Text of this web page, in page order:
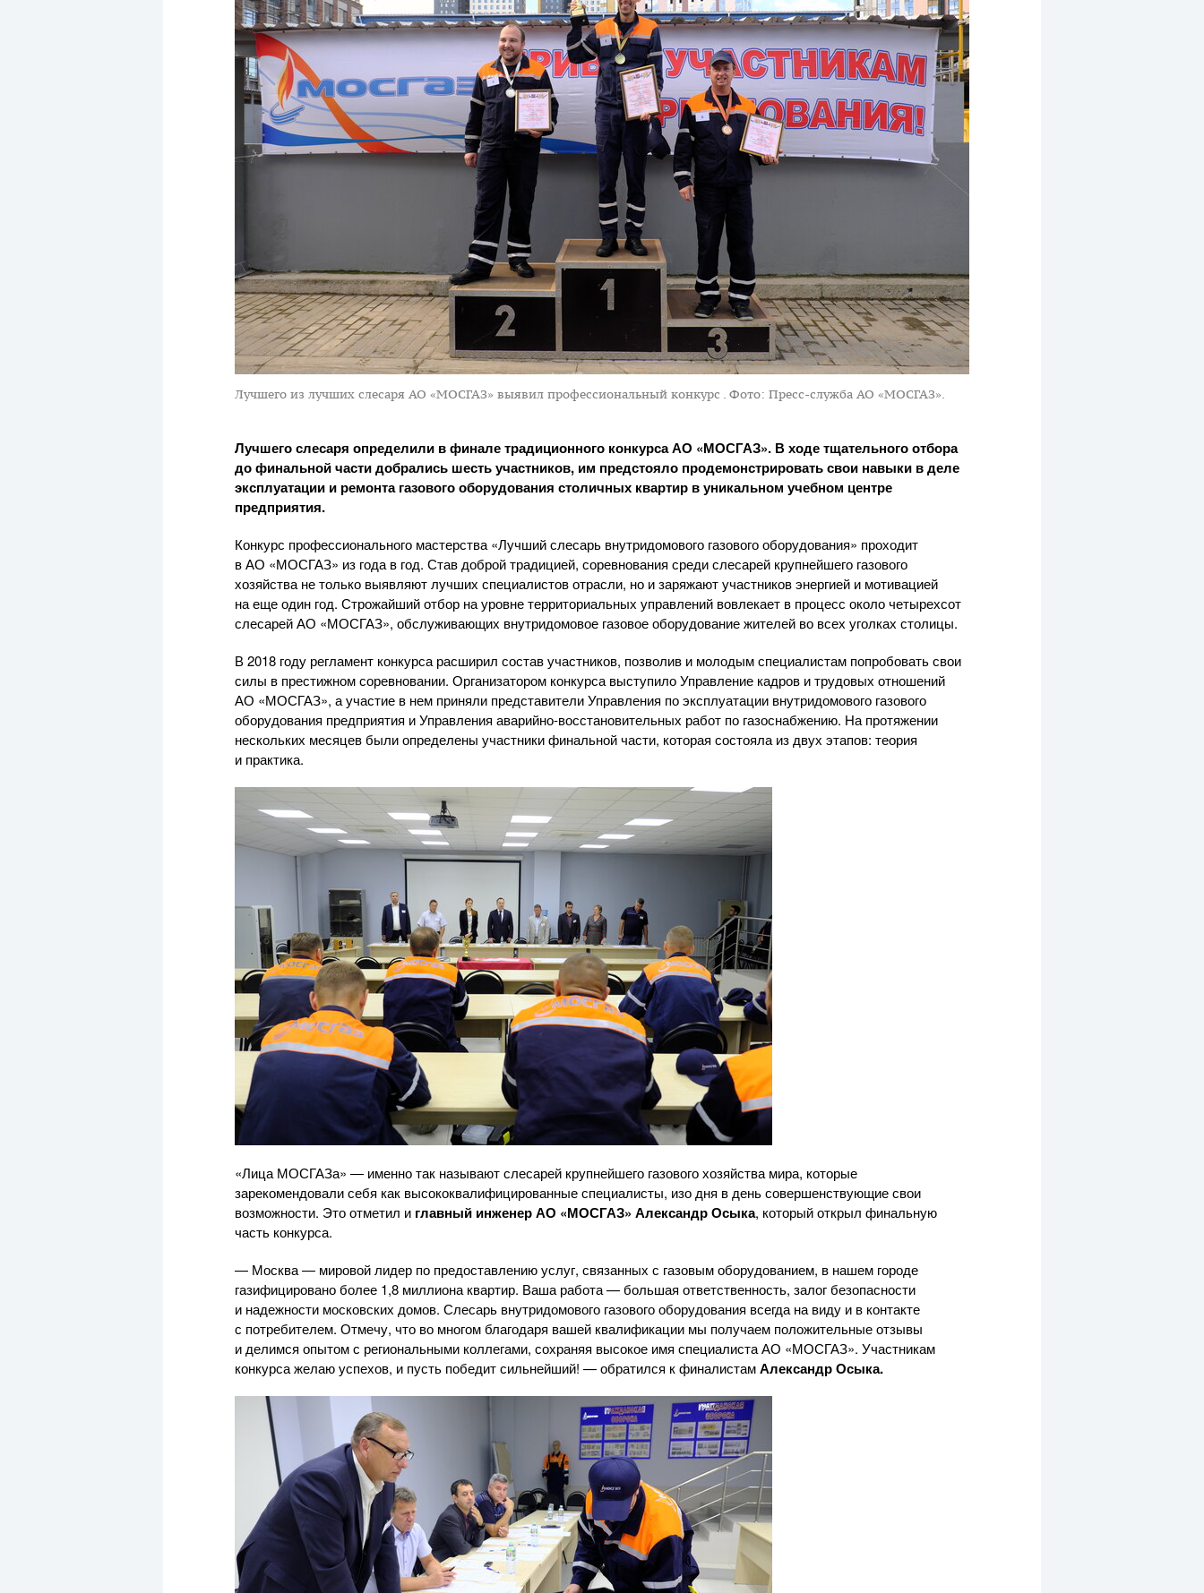
Лучшего из лучших слесаря АО «МОСГАЗ» выявил профессиональный конкурс . Фото: Пресс-служба АО «МОСГАЗ».
Лучшего слесаря определили в финале традиционного конкурсаАО «МОСГАЗ». В ходе тщательного отбора
до финальной части добрались шесть участников, им предстояло продемонстрировать свои навыки в деле
эксплуатации и ремонта газового оборудования столичных квартир в уникальном учебном центре
предприятия.
Конкурс профессионального мастерства «Лучший слесарь внутридомового газового оборудования» проходит
вАО «МОСГАЗ» из года в год. Став доброй традицией, соревнования среди слесарей крупнейшего газового
хозяйства не только выявляют лучших специалистов отрасли, но и заряжают участников энергией и мотивацией
на еще один год. Строжайший отбор на уровне территориальных управлений вовлекает в процесс около четырехсот
слесарейАО «МОСГАЗ», обслуживающих внутридомовое газовое оборудование жителей во всех уголках столицы.
В 2018 году регламент конкурса расширил состав участников, позволив и молодым специалистам попробовать свои
силы в престижном соревновании. Организатором конкурса выступило Управление кадров и трудовых отношений
АО «МОСГАЗ», а участие в нем приняли представители Управления по эксплуатации внутридомового газового
оборудования предприятия и Управления аварийно-восстановительных работ по газоснабжению. На протяжении
нескольких месяцев были определены участники финальной части, которая состояла из двух этапов: теория
и практика.
«Лица МОСГАЗа» — именно так называют слесарей крупнейшего газового хозяйства мира, которые
зарекомендовали себя как высококвалифицированные специалисты, изо дня в день совершенствующие свои
возможности. Это отметил и главный инженерАО «МОСГАЗ» Александр Осыка, который открыл финальную
часть конкурса.
— Москва — мировой лидер по предоставлению услуг, связанных с газовым оборудованием, в нашем городе
газифицировано более 1,8 миллиона квартир. Ваша работа — большая ответственность, залог безопасности
и надежности московских домов. Слесарь внутридомового газового оборудования всегда на виду и в контакте
с потребителем. Отмечу, что во многом благодаря вашей квалификации мы получаем положительные отзывы
и делимся опытом с региональными коллегами, сохраняя высокое имя специалистаАО «МОСГАЗ». Участникам
конкурса желаю успехов, и пусть победит сильнейший! — обратился к финалистамАлександр Осыка.